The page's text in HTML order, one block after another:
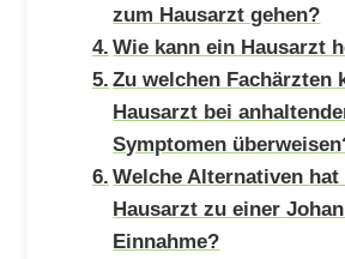
zum Hausarzt gehen?
Wie kann ein Hausarzt
Zu welchen Fachärzten
Hausarzt bei
Symptomen
Welche Alternativen hat
Hausarzt zu einer
Einnahme?